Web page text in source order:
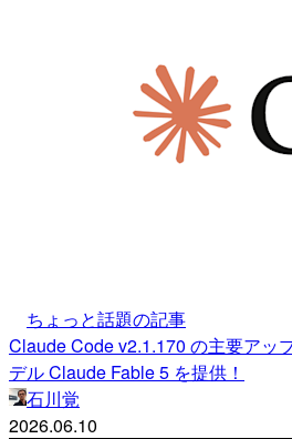
ちょっと話題の記事
Claude Code v2.1.170 の主要アッ
デル Claude Fable 5 を提供！
石川覚
2026.06.10